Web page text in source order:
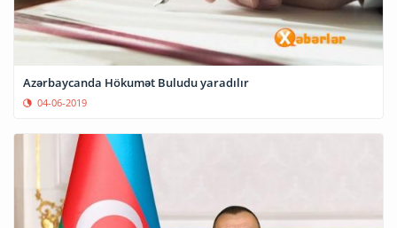
Azərbaycanda Hökumət Buludu yaradılır
04-06-2019